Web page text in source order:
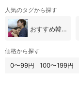
人気のタグから探す
おすすめ韓国ドラマ
価格から探す
0〜99円 100〜199円